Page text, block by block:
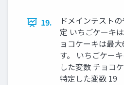
19.
ドメインテスト
定 いちごケーキ
ョコケーキは最
す。 いちごケー
した変数 チョコ
特定した変数 19